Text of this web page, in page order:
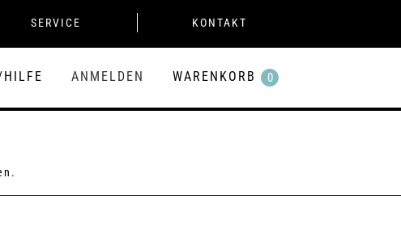
SERVICE KONTAKT
HILFE ANMELDEN WARENKORB 0